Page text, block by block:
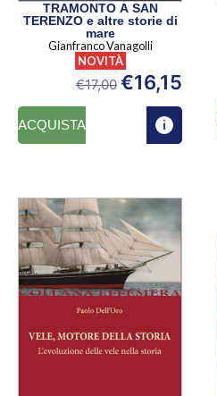
TRAMONTO A SAN
TERENZO e altre storie di
mare
Gianfranco Vanagolli
NOVITÀ
€17,00 €16,15
ACQUISTA